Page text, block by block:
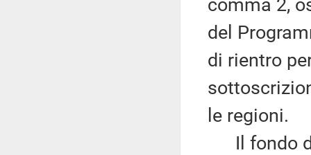
comma 2,
del
di rientro
le regioni.
Il fondo di